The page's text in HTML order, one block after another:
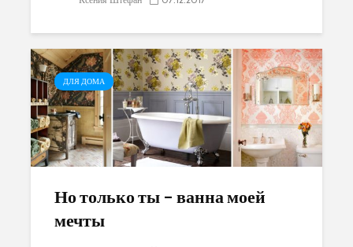
ДЛЯ ДОМА
Но только ты – ванна моей
мечты